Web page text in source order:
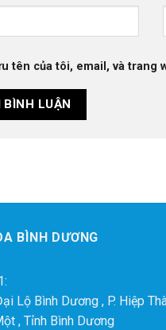
tên của tôi, email, và trang
BÌNH DƯƠNG
Lộ Bình Dương , P. Hiệp
, Tỉnh Bình Dương